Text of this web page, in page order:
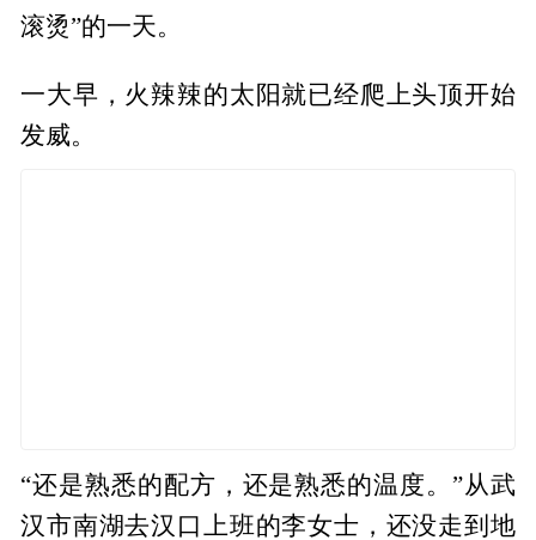
滚烫”的一天。
一大早，火辣辣的太阳就已经爬上头顶开始
发威。
“还是熟悉的配方，还是熟悉的温度。”从武
汉市南湖去汉口上班的李女士，还没走到地